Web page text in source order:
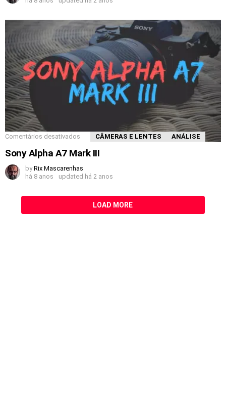
Comentários desativados CÂMERAS E LENTES ANÁLISE
Sony Alpha A7 Mark III
by Rix Mascarenhas
há 8 anos
updated há 2 anos
LOAD MORE